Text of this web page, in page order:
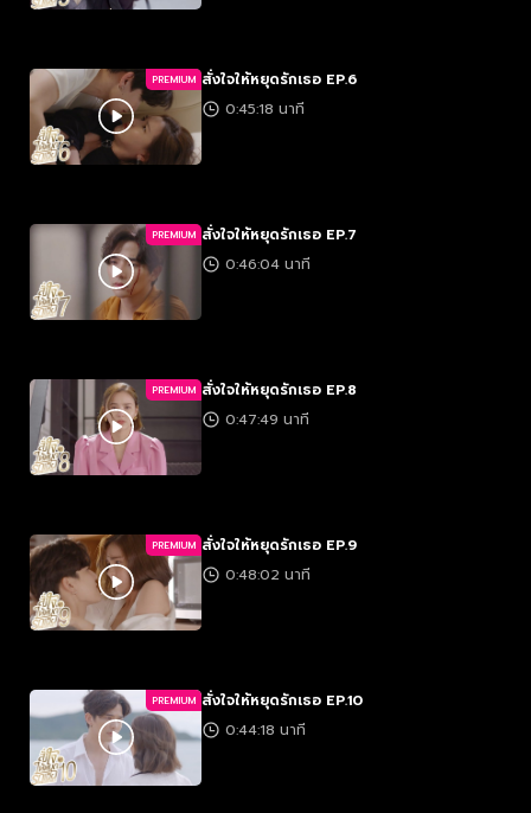
PREMIUM สั่งใจให้หยุดรักเธอ EP.6
0:45:18 นาที
PREMIUM สั่งใจให้หยุดรักเธอ EP.7
0:46:04 นาที
PREMIUM สั่งใจให้หยุดรักเธอ EP.8
0:47:49 นาที
PREMIUM สั่งใจให้หยุดรักเธอ EP.9
0:48:02 นาที
PREMIUM สั่งใจให้หยุดรักเธอ EP.10
0:44:18 นาที